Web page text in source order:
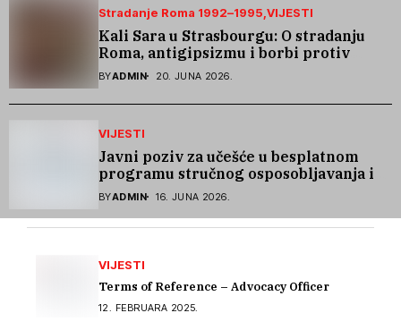
Stradanje Roma 1992–1995 VIJESTI
Kali Sara u Strasbourgu: O stradanju
Roma, antigipsizmu i borbi protiv
govora mržnje
BYADMIN 20. JUNA 2026.
VIJESTI
Javni poziv za učešće u besplatnom
programu stručnog osposobljavanja i
podrške pri zapošljavanju
BYADMIN 16. JUNA 2026.
VIJESTI
Terms of Reference – Advocacy Officer
12. FEBRUARA 2025.